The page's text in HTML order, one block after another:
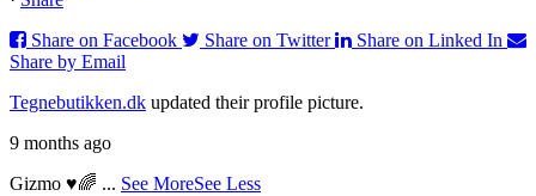
Share on Facebook
Share on Twitter
Share on Linked In
Share by Email
Tegnebutikken.dk updated their profile picture.
9 months ago
Gizmo ♥️🌈 ... See MoreSee Less